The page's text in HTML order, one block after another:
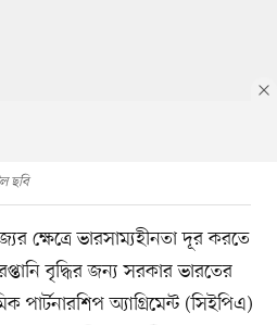
ছবি
ক্ষেত্রে ভারসাম্যহীনতা দূর করতে
বৃদ্ধির জন্য সরকার ভারতের
পার্টনারশিপ অ্যাগ্রিমেন্ট (সিইপিএ)